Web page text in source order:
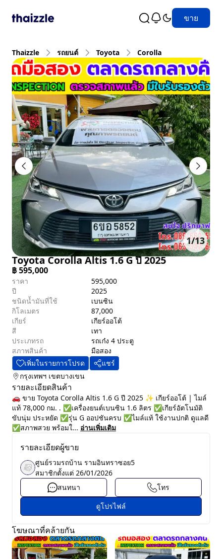
ขาย
Thaizzle รถยนต์ Toyota Corolla
1/13
Toyota Corolla Altis 1.6 G ปี 2025
฿595,000
ราคา
595,000
ปี
2025
ชนิดน้ำมันที่ใช้
เบนซิน
กิโลเมตร
87,000
เกียร์
เกียร์ออโต้
สี
เทา
ประเภทรถ
รถเก๋ง 4 ประตู
สภาพสินค้า
มือสอง
เพิ่มในรายการโปรด
แชร์
กรุงเทพฯ เขตบางเขน
รายละเอียดสินค้า
🚗 ขาย Toyota Corolla Altis 1.6 G ปี 2025 ✨ เกียร์ออโต้ | ไมล์
แท้ 78,000 กม. . ✅เครื่องยนต์เบนซิน 1.6 ลิตร ✅เกียร์อัตโนมัติ
ขับนุ่ม ประหยัด ✅รุ่น G ออปชันครบ ✅ไมล์แท้ ใช้งานปกติ ดูแลดี
✅สภาพสวย พร้อมใ... อ่านเพิ่มเติม
รายละเอียดผู้ขาย
ศูนย์รวมรถบ้าน รามอินทราซอย5
สมาชิกตั้งแต่ 26/01/2026
สนทนา
โทร
ดูโปรไฟล์
โฆษณาที่คล้ายกัน